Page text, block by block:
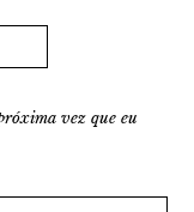
vez que eu